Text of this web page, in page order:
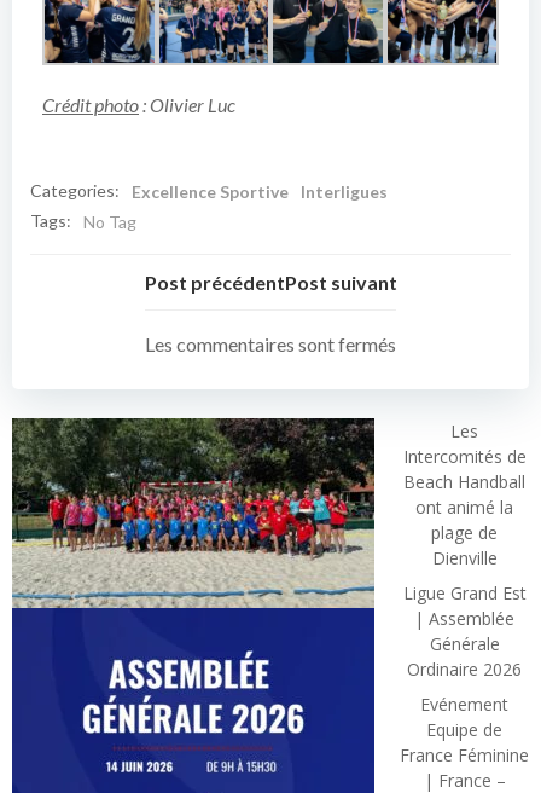
Crédit photo: Olivier Luc
Categories: Excellence Sportive
Interligues
Tags:
No Tag
Post précédentPost suivant
Les commentaires sont fermés
Les
Intercomités de
Beach Handball
ont animé la
plage de
Dienville
Ligue Grand Est
| Assemblée
Générale
Ordinaire 2026
Evénement
Equipe de
France Féminine
| France –